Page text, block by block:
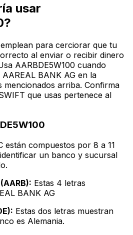
usar
para cerciorar que tu
al enviar o recibir dinero
AARBDE5W100 cuando
BANK AG en la
mencionados arriba. Confirma
que usas pertenece al
están compuestos por 8 a 11
un banco y sucursal
Estas 4 letras
BANK AG
Estas dos letras muestran
es Alemania.